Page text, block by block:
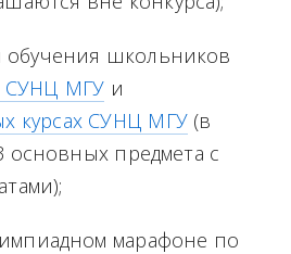
обучения школьников
СУНЦ МГУ и
курсах СУНЦ МГУ(в
основных предмета с
марафоне по